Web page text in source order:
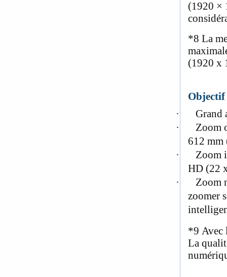
(1920 ×
*8 La
(1920 x
Objectif
·
Grand
·
Zoom
612 mm
·
Zoom
HD (22
·
Zoom
zoomer
*9 Avec
La